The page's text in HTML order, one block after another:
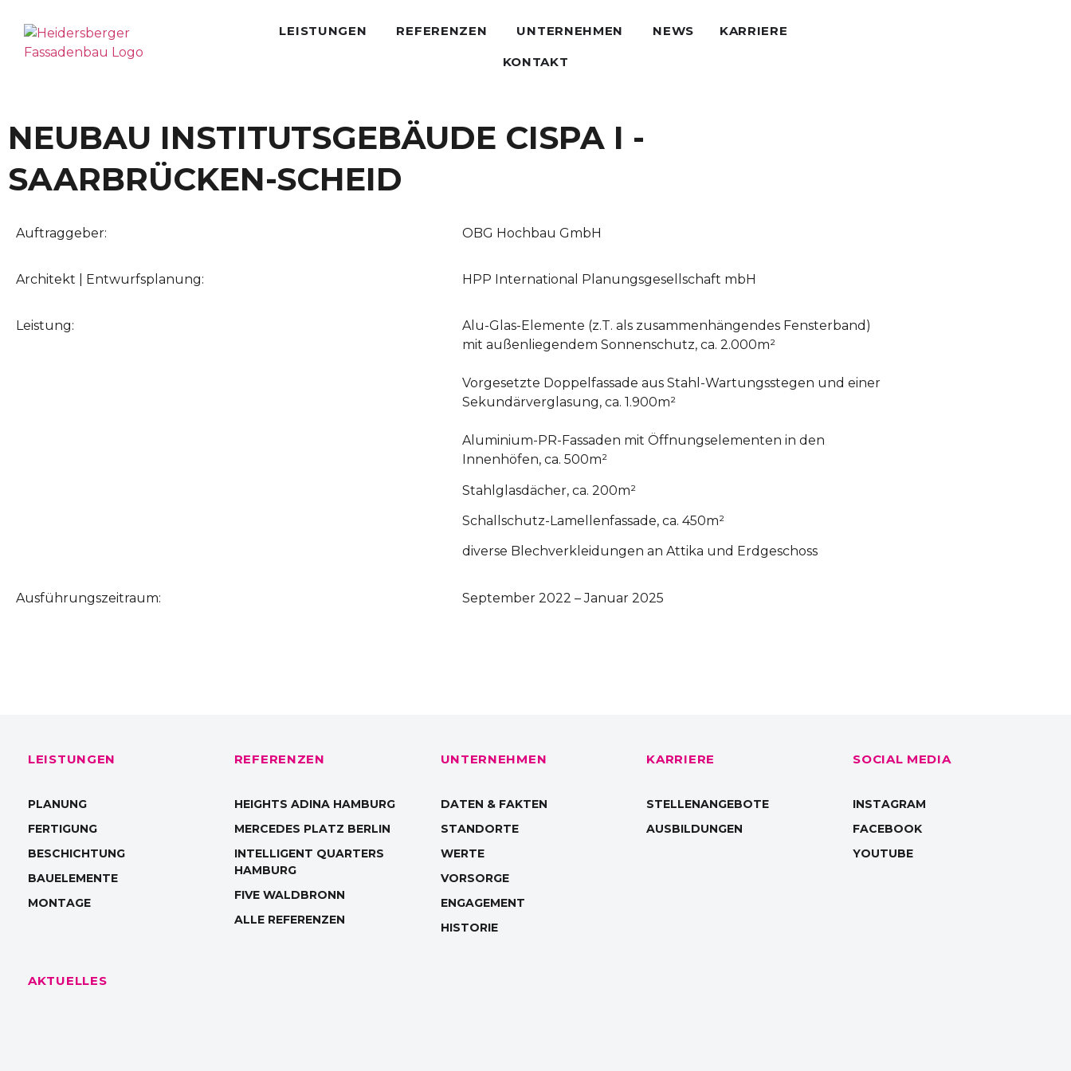
LEISTUNGEN REFERENZEN UNTERNEHMEN NEWS KARRIERE
KONTAKT
NEUBAU INSTITUTSGEBÄUDE CISPA I -
SAARBRÜCKEN-SCHEID
Auftraggeber: OBG Hochbau GmbH
Architekt | Entwurfsplanung: HPP International Planungsgesellschaft mbH
Leistung:
Alu-Glas-Elemente (z.T. als zusammenhängendes Fensterband)
mit außenliegendem Sonnenschutz, ca. 2.000m²
Vorgesetzte Doppelfassade aus Stahl-Wartungsstegen und einer
Sekundärverglasung, ca. 1.900m²
Aluminium-PR-Fassaden mit Öffnungselementen in den
Innenhöfen, ca. 500m²
Stahlglasdächer, ca. 200m²
Schallschutz-Lamellenfassade, ca. 450m²
diverse Blechverkleidungen an Attika und Erdgeschoss
Ausführungszeitraum: September 2022 – Januar 2025
LEISTUNGEN
PLANUNG
FERTIGUNG
BESCHICHTUNG
BAUELEMENTE
MONTAGE
REFERENZEN
HEIGHTS ADINA HAMBURG
MERCEDES PLATZ BERLIN
INTELLIGENT QUARTERS
HAMBURG
FIVE WALDBRONN
ALLE REFERENZEN
UNTERNEHMEN
DATEN & FAKTEN
STANDORTE
WERTE
VORSORGE
ENGAGEMENT
HISTORIE
KARRIERE
STELLENANGEBOTE
AUSBILDUNGEN
SOCIAL MEDIA
INSTAGRAM
FACEBOOK
YOUTUBE
AKTUELLES